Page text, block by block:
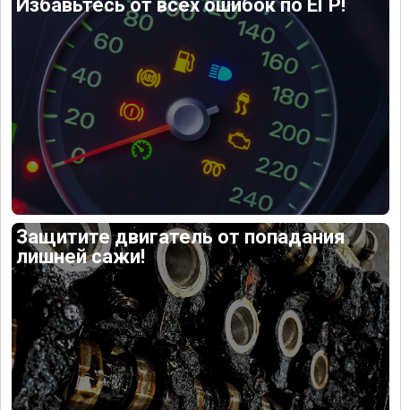
Избавьтесь от всех ошибок по ЕГР!
Защитите двигатель от попадания
лишней сажи!